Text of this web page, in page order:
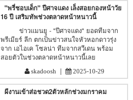
"พรี่ชอบเด็ก" ปีศาจแดง เล็งสอยกองหน้าวัย
16 ปี เสริมทัพช่วงตลาดหน้าหนาวนี้
ข่าวแมนยู - "ปีศาจแดง" ยอดทีมจาก
พรีเมียร์ ลีก ตกเป็นข่าวสนใจหัวหอกดาวรุ่ง
จาก เอไอเค โซลน่า ทีมจากสวีเดน พร้อม
สอยตัวในช่วงตลาดหน้าหนาวนี้เลย
skadoosh | 2025-10-29
ผีงานเข้าส่อชวด2ตัวหลักช่วงมกราคม